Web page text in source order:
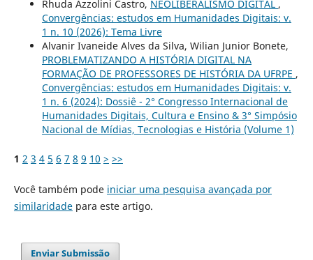
Rhuda Azzolini Castro, NEOLIBERALISMO DIGITAL ,
Convergências: estudos em Humanidades Digitais: v.
1 n. 10 (2026): Tema Livre
Alvanir Ivaneide Alves da Silva, Wilian Junior Bonete,
PROBLEMATIZANDO A HISTÓRIA DIGITAL NA
FORMAÇÃO DE PROFESSORES DE HISTÓRIA DA UFRPE ,
Convergências: estudos em Humanidades Digitais: v.
1 n. 6 (2024): Dossiê - 2° Congresso Internacional de
Humanidades Digitais, Cultura e Ensino & 3° Simpósio
Nacional de Mídias, Tecnologias e História (Volume 1)
1 2 3 4 5 6 7 8 9 10 > >>
Você também pode iniciar uma pesquisa avançada por
similaridadepara este artigo.
Enviar Submissão